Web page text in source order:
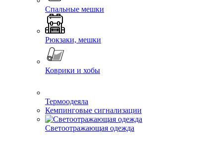
Спальные мешки
Рюкзаки, мешки
Коврики и хобы
Термоодеяла
Кемпинговые сигнализации
Светоотражающая одежда